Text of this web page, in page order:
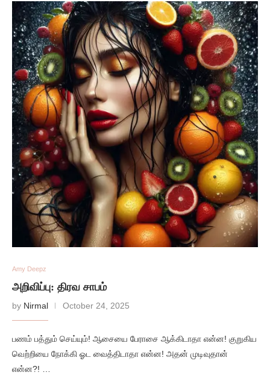
Amy Deepz
அறிவிப்பு: திரவ சாபம்
by Nirmal October 24, 2025
பணம் பத்தும் செய்யும்! ஆசையை பேராசை ஆக்கிடாதா என்ன! குறுகிய
வெற்றியை நோக்கி ஓட வைத்திடாதா என்ன! அதன் முடிவுதான்
என்ன?! …